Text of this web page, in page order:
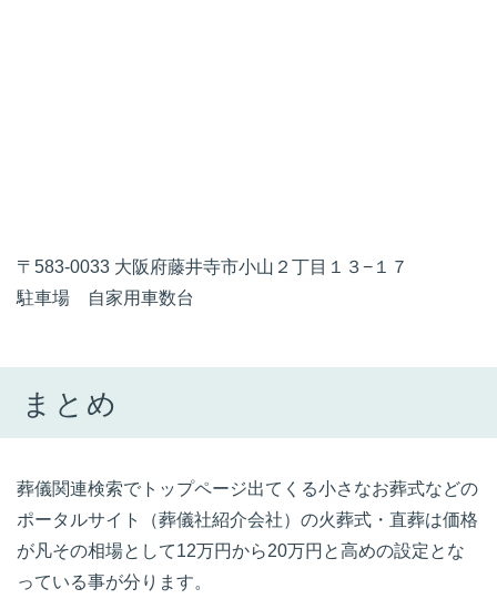
〒583-0033 大阪府藤井寺市小山２丁目１３−１７
駐車場 自家用車数台
まとめ
葬儀関連検索でトップページ出てくる小さなお葬式などの
ポータルサイト（葬儀社紹介会社）の火葬式・直葬は価格
が凡その相場として12万円から20万円と高めの設定とな
っている事が分ります。